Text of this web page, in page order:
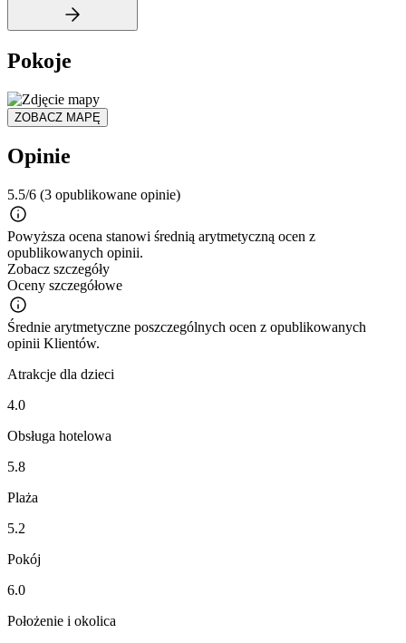
Pokoje
ZOBACZ MAPĘ
Opinie
5.5/6 (3 opublikowane opinie)
Powyższa ocena stanowi średnią arytmetyczną ocen z
opublikowanych opinii.
Zobacz szczegóły
Oceny szczegółowe
Średnie arytmetyczne poszczególnych ocen z opublikowanych
opinii Klientów.
Atrakcje dla dzieci
4.0
Obsługa hotelowa
5.8
Plaża
5.2
Pokój
6.0
Położenie i okolica